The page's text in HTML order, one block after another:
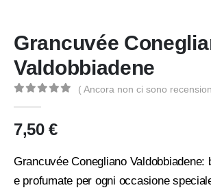
Grancuvée
Valdobbiadene
( Ancora non ci sono
7,50 €
Grancuvée Conegliano Valdobbiadene:
e profumate per ogni occasione